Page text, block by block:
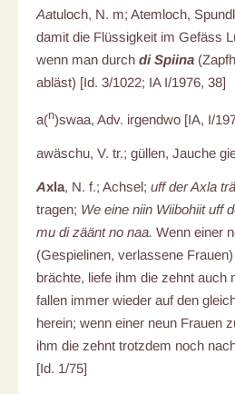
Aatuloch, N. m; Atemloch,
damit die Flüssigkeit im Gefäss
wenn man durch di Spiina
abläst) [Id. 3/1022; IA I/1976, 38]
a(n)swaa, Adv. irgendwo [IA, I/
awäschu, V. tr.; güllen, Jauche
Axla, N. f.; Achsel; uff der Axla
tragen; We eine niin Wiibohiit uff
mu di zäänt no naa. Wenn einer
(Gespielinen, verlassene
brächte, liefe ihm die zehnt auch
fallen immer wieder auf den
herein; wenn einer neun Frauen
ihm die zehnt trotzdem noch
[Id. 1/75]